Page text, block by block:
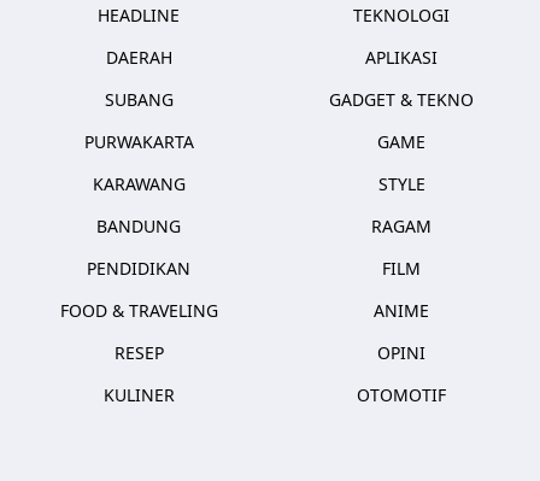
HEADLINE
DAERAH
SUBANG
PURWAKARTA
KARAWANG
BANDUNG
PENDIDIKAN
FOOD & TRAVELING
RESEP
KULINER
TEKNOLOGI
APLIKASI
GADGET & TEKNO
GAME
STYLE
RAGAM
FILM
ANIME
OPINI
OTOMOTIF